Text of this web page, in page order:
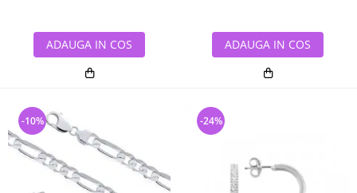
ADAUGA IN COS ADAUGA IN COS
-10% -24%